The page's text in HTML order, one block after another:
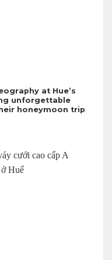
at Hue’s
unforgettable
honeymoon trip